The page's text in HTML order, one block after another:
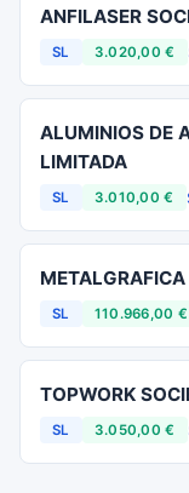
ANFILASER
SL 3.020,00 €
ALUMINIOS DE
LIMITADA
SL 3.010,00 €
SL 110.966,00 €
TOPWORK
SL 3.050,00 €